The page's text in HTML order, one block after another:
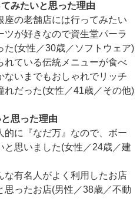
みたいと思った理由
座の老舗店には行ってみたい
ツが好きなので資生堂パーラ
た(女性／30歳／ソフトウェア)
れている伝統メニューが食べ
ないまでもおしゃれでリッチ
れだった(女性／41歳／その他)
思った理由
的に『なだ万』なので、ボー
思いました(女性／24歳／建
な有名人がよく利用したお店
思ったお店(男性／38歳／不動